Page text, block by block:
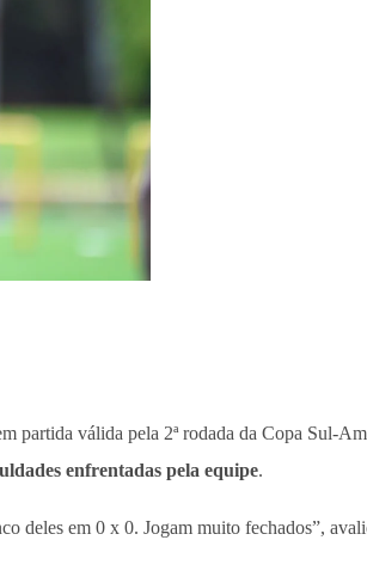
partida válida pela 2ª rodada da Copa Sul-
enfrentadas pela equipe.
deles em 0 x 0. Jogam muito fechados”,